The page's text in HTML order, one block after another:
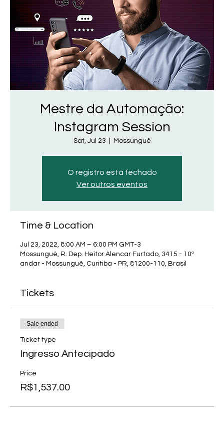
Mestre da Automação:
Instagram Session
Sat, Jul 23 Mossunguê
O registro está fechado
Ver outros eventos
Time & Location
Jul 23, 2022, 8:00 AM – 6:00 PM GMT-3
Mossunguê, R. Dep. Heitor Alencar Furtado, 3415 - 10ª
andar - Mossunguê, Curitiba - PR, 81200-110, Brasil
Tickets
Sale ended
Ticket type
Ingresso Antecipado
Price
R$1,537.00